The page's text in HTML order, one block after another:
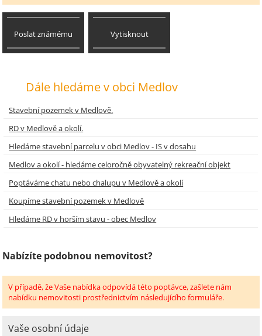
Poslat známému Vytisknout
Dále hledáme v obci Medlov
Stavební pozemek v Medlově.
RD v Medlově a okolí.
Hledáme stavební parcelu v obci Medlov - IS v dosahu
Medlov a okolí - hledáme celoročně obyvatelný rekreační objekt
Poptáváme chatu nebo chalupu v Medlově a okolí
Koupíme stavební pozemek v Medlově
Hledáme RD v horším stavu - obec Medlov
Nabízíte podobnou nemovitost?
V případě, že Vaše nabídka odpovídá této poptávce, zašlete nám
nabídku nemovitosti prostřednictvím následujícího formuláře.
Vaše osobní údaje